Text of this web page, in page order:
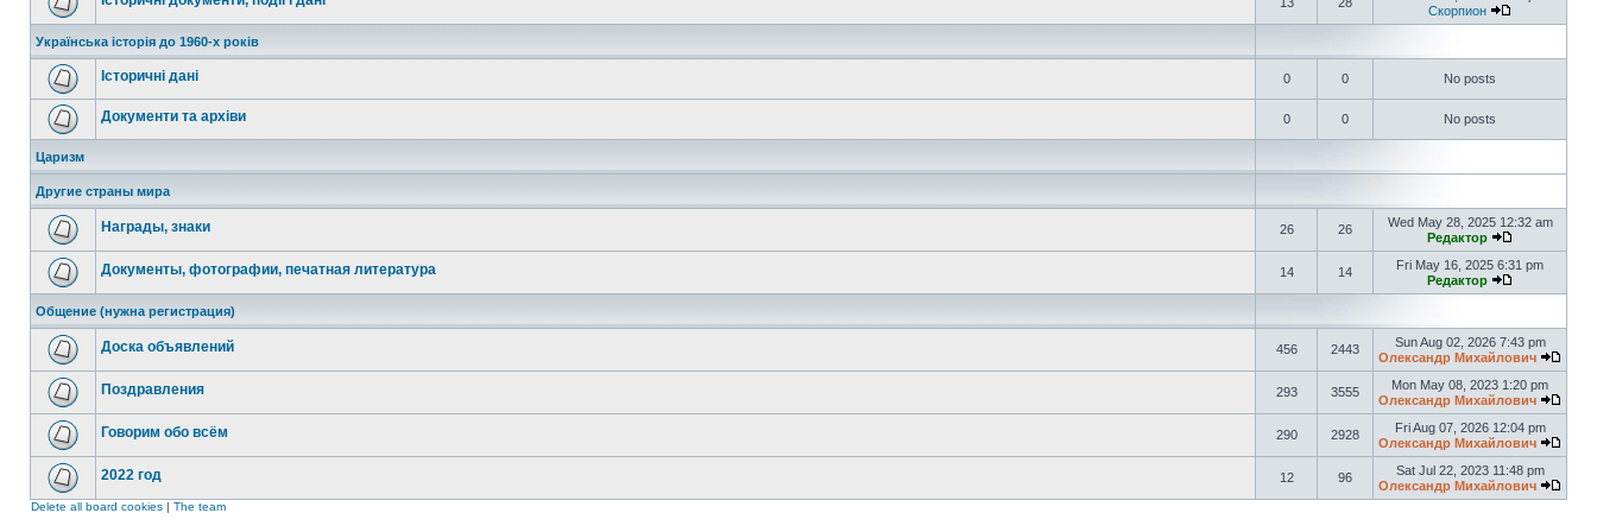
Скорпион
Українська історія до 1960-х років
Історичні дані 0 0 No posts
Документи та архіви 0 0 No posts
Царизм
Другие страны мира
Награды, знаки 26 26
Wed May 28, 2025 12:32 am
Редактор
Документы, фотографии, печатная литература 14 14
Fri May 16, 2025 6:31 pm
Редактор
Общение (нужна регистрация)
Доска объявлений 456 2443
Sun Aug 02, 2026 7:43 pm
Олександр Михайлович
Поздравления 293 3555
Mon May 08, 2023 1:20 pm
Олександр Михайлович
Говорим обо всём 290 2928
Fri Aug 07, 2026 12:04 pm
Олександр Михайлович
2022 год 12 96
Sat Jul 22, 2023 11:48 pm
Олександр Михайлович
Delete all board cookies | The team